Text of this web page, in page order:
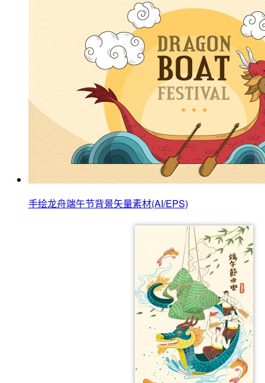
手绘龙舟端午节背景矢量素材(AI/EPS)